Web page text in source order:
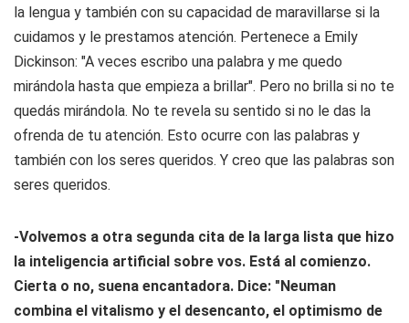
la lengua y también con su capacidad de maravillarse si la
cuidamos y le prestamos atención. Pertenece a Emily
Dickinson: "A veces escribo una palabra y me quedo
mirándola hasta que empieza a brillar". Pero no brilla si no te
quedás mirándola. No te revela su sentido si no le das la
ofrenda de tu atención. Esto ocurre con las palabras y
también con los seres queridos. Y creo que las palabras son
seres queridos.
-Volvemos a otra segunda cita de la larga lista que hizo
la inteligencia artificial sobre vos. Está al comienzo.
Cierta o no, suena encantadora. Dice: "Neuman
combina el vitalismo y el desencanto, el optimismo de